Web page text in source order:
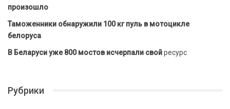
произошло
Таможенники обнаружили 100 кг пуль в мотоцикле
белоруса
В Беларуси уже 800 мостов исчерпали свойресурс
Рубрики